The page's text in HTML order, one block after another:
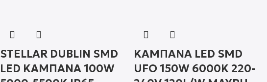
STELLAR DUBLIN SMD
LED ΚΑΜΠΑΝΑ 100W
ΚΑΜΠΑΝΑ LED SMD
UFO 150W 6000K 220-